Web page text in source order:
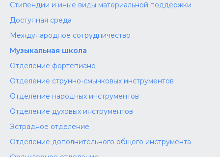
Стипендии и иные виды материальной поддержки
Доступная среда
Международное сотрудничество
Музыкальная школа
Отделение фортепиано
Отделение струнно-смычковых инструментов
Отделение народных инструментов
Отделение духовых инструментов
Эстрадное отделение
Отделение дополнительного общего инструмента